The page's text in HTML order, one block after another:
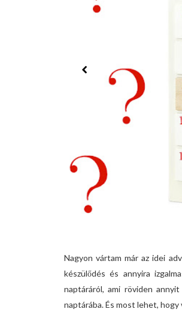
Nagyon vártam már az idei
készülődés és annyira
naptáráról, ami röviden
naptárába. És most lehet, hogy